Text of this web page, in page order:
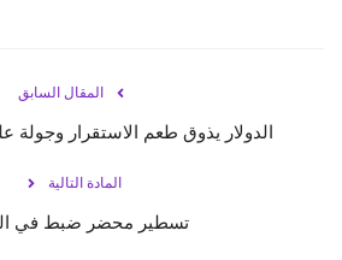
المقال السابق
الدولار يذوق طعم الاستقرار وجولة
المادة التالية
تسطير محضر ضبط في